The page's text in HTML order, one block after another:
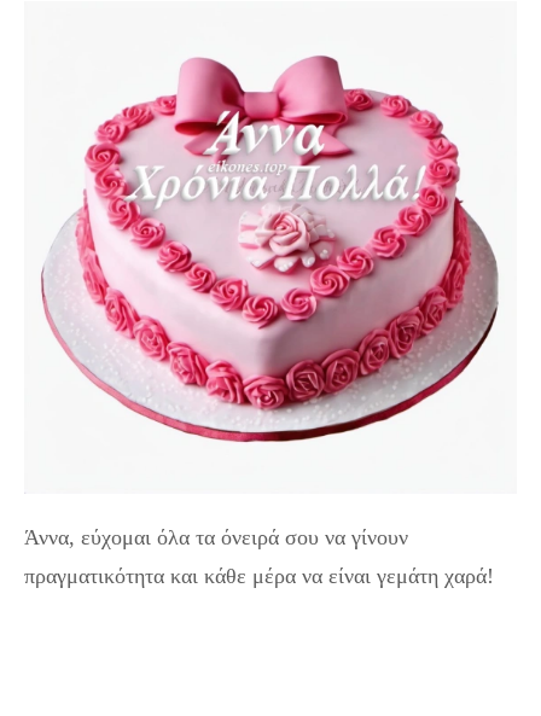
Άννα, εύχομαι όλα τα όνειρά σου να γίνουν
πραγματικότητα και κάθε μέρα να είναι γεμάτη χαρά!